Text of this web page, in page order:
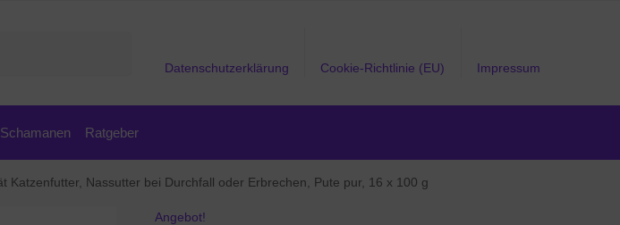
Datenschutzerklärung Cookie-Richtlinie (EU) Impressum
Ratgeber
Katzenfutter, Nassutter bei Durchfall oder Erbrechen, Pute pur, 16 x 100 g
Angebot!